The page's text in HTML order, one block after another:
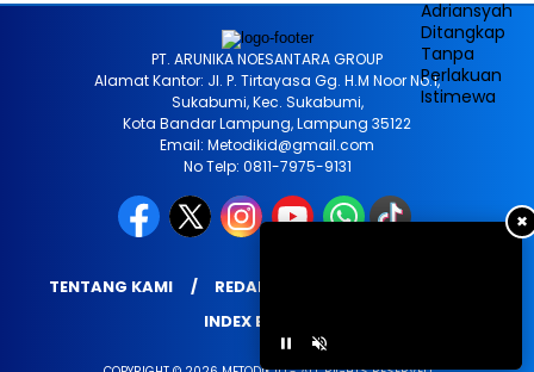
✖
PT. ARUNIKA NOESANTARA GROUP
Alamat Kantor: Jl. P. Tirtayasa Gg. H.M Noor No.1,
Sukabumi, Kec. Sukabumi,
Kota Bandar Lampung, Lampung 35122
Email: Metodikid@gmail.com
No Telp: 0811-7975-9131
TENTANG KAMI REDAKSI
INDEX BERITA